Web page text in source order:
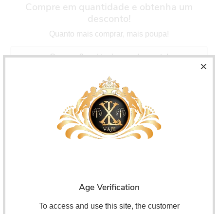
Compre em quantidade e obtenha um
desconto!
Quanto mais comprar, mais poupa!
Compre 3 e obtenha um desconto!
Compre 5 e obtenha um desconto!
Poupar 10%!
Compre 10 e obtenha um desconto!
Voopoo PnP RBA PrebuiltReplacement Coil for
Age Verification
To access and use this site, the customer